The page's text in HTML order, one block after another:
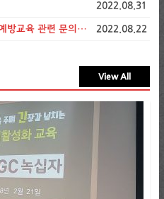
2022.08.31
관련 문의드립니다. 2022.08.22
View All